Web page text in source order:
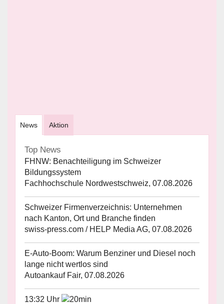
News Aktion
Top News
FHNW: Benachteiligung im Schweizer
Bildungssystem
Fachhochschule Nordwestschweiz, 07.08.2026
Schweizer Firmenverzeichnis: Unternehmen
nach Kanton, Ort und Branche finden
swiss-press.com / HELP Media AG, 07.08.2026
E-Auto-Boom: Warum Benziner und Diesel noch
lange nicht wertlos sind
Autoankauf Fair, 07.08.2026
13:32 Uhr